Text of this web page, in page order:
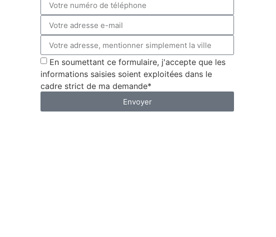
En soumettant ce formulaire, j'accepte que les
informations saisies soient exploitées dans le
cadre strict de ma demande*
Envoyer